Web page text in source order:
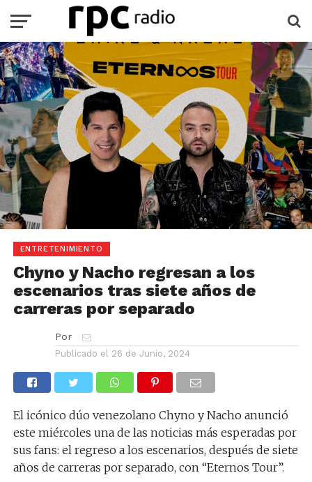
ENTRETENIMIENTO
Chyno y Nacho regresan a los
escenarios tras siete años de
carreras por separado
Por
Publicado el 26 de Junio, 2024
El icónico dúo venezolano Chyno y Nacho anunció
este miércoles una de las noticias más esperadas por
sus fans: el regreso a los escenarios, después de siete
años de carreras por separado, con “Eternos Tour”.